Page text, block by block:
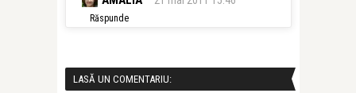
Răspunde
LASĂ UN COMENTARIU: